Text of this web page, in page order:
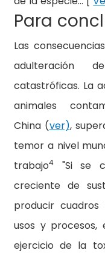
Para
Las
adulteración
catastróficas. La
animales
China (ver),
temor a nivel
trabajo4
"Si se
creciente de
producir
usos y
ejercicio de la